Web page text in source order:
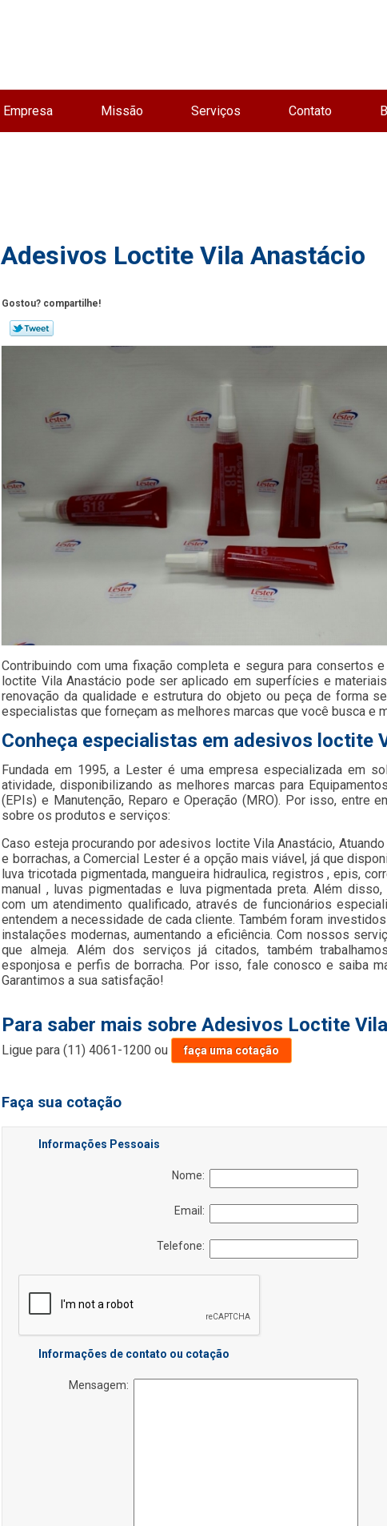
Empresa Missão Serviços Contato
Adesivos Loctite Vila Anastácio
Gostou? compartilhe!
Contribuindo com uma fixação completa e segura para consertos
loctite Vila Anastácio pode ser aplicado em superfícies e
renovação da qualidade e estrutura do objeto ou peça de forma
especialistas que forneçam as melhores marcas que você busca e
Conheça especialistas em adesivos loctite
Fundada em 1995, a Lester é uma empresa especializada em
atividade, disponibilizando as melhores marcas para
(EPIs) e Manutenção, Reparo e Operação (MRO). Por isso, entre
sobre os produtos e serviços:
Caso esteja procurando por adesivos loctite Vila Anastácio,
e borrachas, a Comercial Lester é a opção mais viável, já que
luva tricotada pigmentada, mangueira hidraulica, registros , epis,
manual , luvas pigmentadas e luva pigmentada preta. Além
com um atendimento qualificado, através de funcionários
entendem a necessidade de cada cliente. Também foram
instalações modernas, aumentando a eficiência. Com nossos
que almeja. Além dos serviços já citados, também
esponjosa e perfis de borracha. Por isso, fale conosco e saiba
Garantimos a sua satisfação!
Para saber mais sobre Adesivos Loctite
Ligue para(11) 4061-1200 ou faça uma cotação
Faça sua cotação
Informações Pessoais
Nome:
Email:
Telefone:
Informações de contato ou cotação
Mensagem: